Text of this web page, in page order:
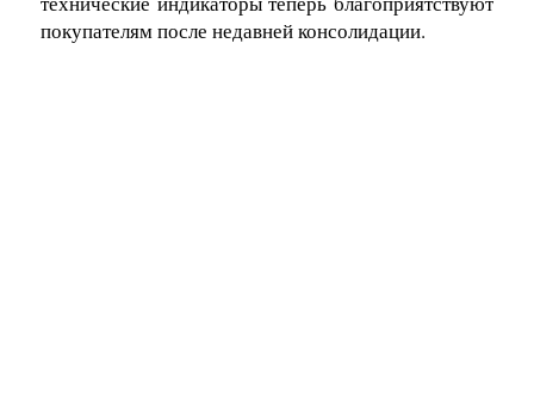
покупателям после недавней консолидации.